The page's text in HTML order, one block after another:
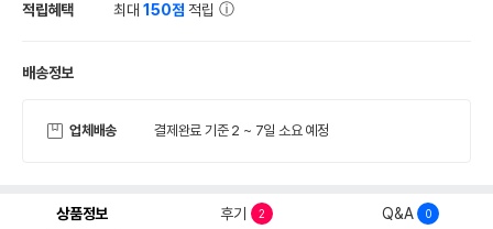
적립혜택 최대150점 적립
배송정보
업체배송 결제완료 기준 2 ~ 7일 소요 예정
상품정보 후기 2 Q&A 0